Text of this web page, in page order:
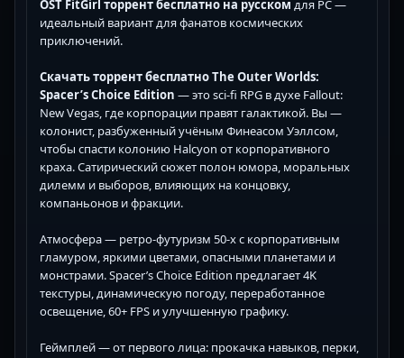
OST FitGirl торрент бесплатно на русском для PC —
идеальный вариант для фанатов космических
приключений.
Скачать торрент бесплатно The Outer Worlds:
Spacer’s Choice Edition — это sci-fi RPG в духе Fallout:
New Vegas, где корпорации правят галактикой. Вы —
колонист, разбуженный учёным Финеасом Уэллсом,
чтобы спасти колонию Halcyon от корпоративного
краха. Сатирический сюжет полон юмора, моральных
дилемм и выборов, влияющих на концовку,
компаньонов и фракции.
Атмосфера — ретро-футуризм 50-х с корпоративным
гламуром, яркими цветами, опасными планетами и
монстрами. Spacer’s Choice Edition предлагает 4K
текстуры, динамическую погоду, переработанное
освещение, 60+ FPS и улучшенную графику.
Геймплей — от первого лица: прокачка навыков, перки,